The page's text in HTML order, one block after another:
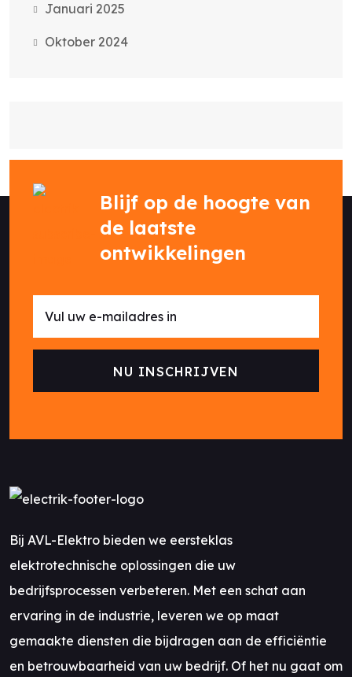
Januari 2025
Oktober 2024
Blijf op de hoogte van
de laatste
ontwikkelingen
Bij AVL-Elektro bieden we eersteklas
elektrotechnische oplossingen die uw
bedrijfsprocessen verbeteren. Met een schat aan
ervaring in de industrie, leveren we op maat
gemaakte diensten die bijdragen aan de efficiëntie
en betrouwbaarheid van uw bedrijf. Of het nu gaat om